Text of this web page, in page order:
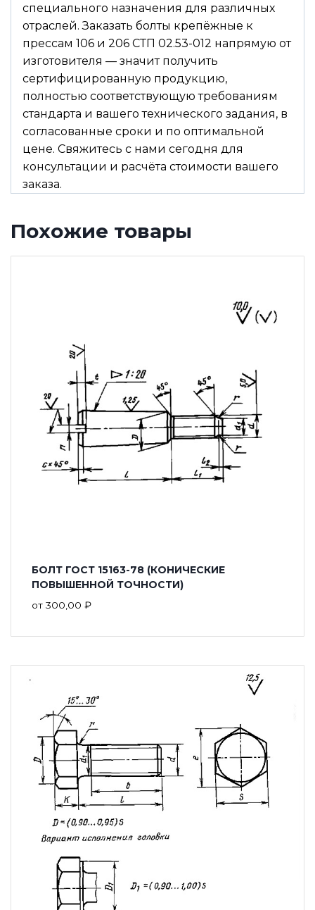
специального назначения для различных
отраслей. Заказать болты крепёжные к
прессам 106 и 206 СТП 02.53-012 напрямую от
изготовителя — значит получить
сертифицированную продукцию,
полностью соответствующую требованиям
стандарта и вашего технического задания, в
согласованные сроки и по оптимальной
цене. Свяжитесь с нами сегодня для
консультации и расчёта стоимости вашего
заказа.
Похожие товары
БОЛТ ГОСТ 15163-78 (КОНИЧЕСКИЕ
ПОВЫШЕННОЙ ТОЧНОСТИ)
от 300,00 ₽